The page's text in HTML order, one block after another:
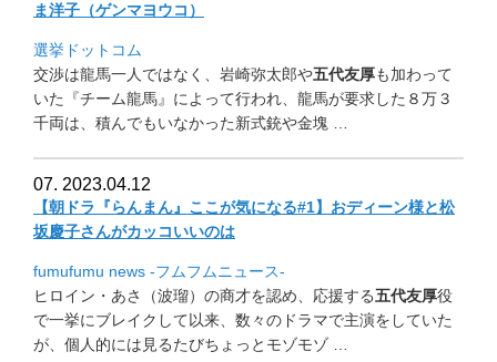
ま洋子（ゲンマヨウコ）
選挙ドットコム
交渉は龍馬一人ではなく、岩崎弥太郎や五代友厚も加わって
いた『チーム龍馬』によって行われ、龍馬が要求した８万３
千両は、 積んでもいなかった新式銃や金塊 …
07. 2023.04.12
【朝ドラ『らんまん』ここが気になる#1】 おディーン様と松
坂慶子さんがカッコいいのは
fumufumu news -フムフムニュース-
ヒロイン・あさ（波瑠）の商才を認め、応援する五代友厚役
で一挙にブレイクして以来、数々のドラマで主演をしていた
が、 個人的には見るたびちょっとモゾモゾ …